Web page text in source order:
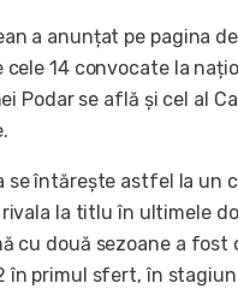
a anunțat pe pagina
14 convocate la
Podar se află și cel al
se întărește astfel la un
la titlu în ultimele
cu două sezoane a
în primul sfert, în